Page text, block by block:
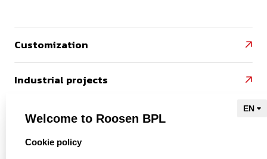
Customization 
Industrial projects 
References 
Naar Kieu Engineering
Welcome to Roosen BPL
select language
Cookie policy